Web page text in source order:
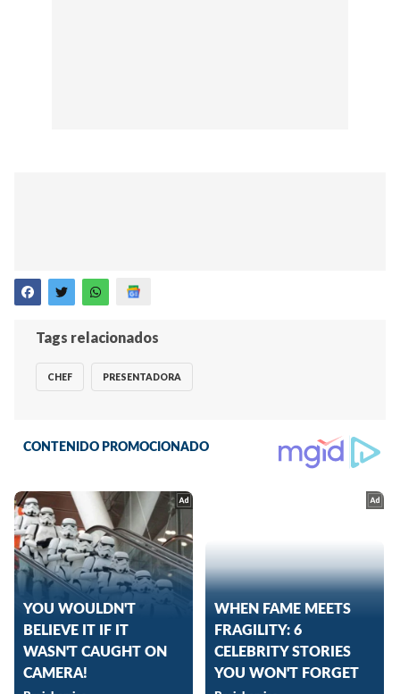
Tags relacionados
CHEF PRESENTADORA